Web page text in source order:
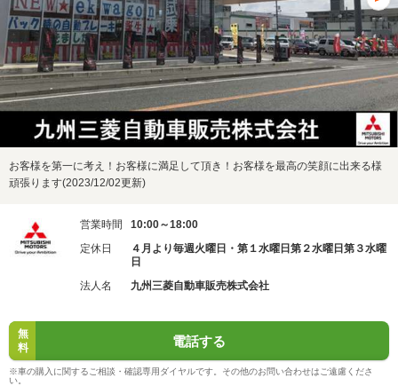
お客様を第一に考え！お客様に満足して頂き！お客様を最高の笑顔に出来る様
頑張ります(2023/12/02更新)
営業時間
10:00～18:00
定休日
４月より毎週火曜日・第１水曜日第２水曜日第３水曜
日
法人名
九州三菱自動車販売株式会社
無
料
電話する
※車の購入に関するご相談・確認専用ダイヤルです。その他のお問い合わせはご遠慮くださ
い。